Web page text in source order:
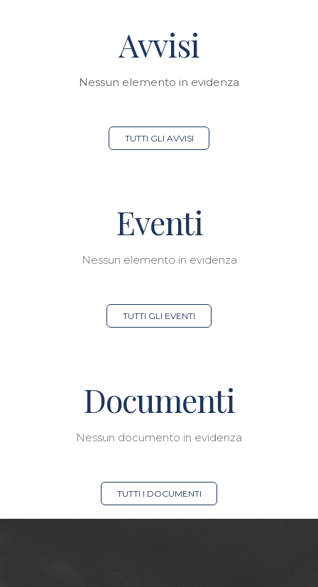
Avvisi
Nessun elemento in evidenza
TUTTI GLI AVVISI
Eventi
Nessun elemento in evidenza
TUTTI GLI EVENTI
Documenti
Nessun documento in evidenza
TUTTI I DOCUMENTI